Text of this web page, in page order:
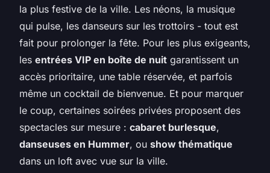
la plus festive de la ville. Les néons, la musique
qui pulse, les danseurs sur les trottoirs - tout est
fait pour prolonger la fête. Pour les plus exigeants,
les entrées VIP en boîte de nuit garantissent un
accès prioritaire, une table réservée, et parfois
même un cocktail de bienvenue. Et pour marquer
le coup, certaines soirées privées proposent des
spectacles sur mesure : cabaret burlesque,
danseuses en Hummer, ou show thématique
dans un loft avec vue sur la ville.